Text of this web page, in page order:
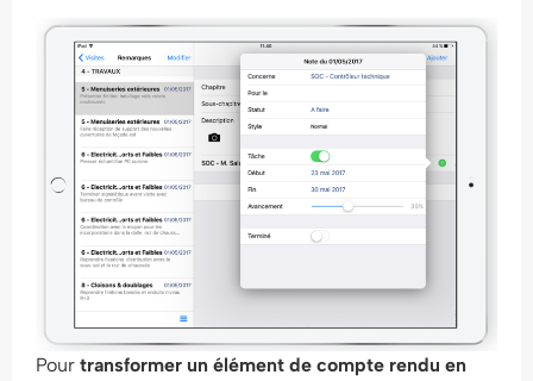
Pour transformer un élément de compte rendu en